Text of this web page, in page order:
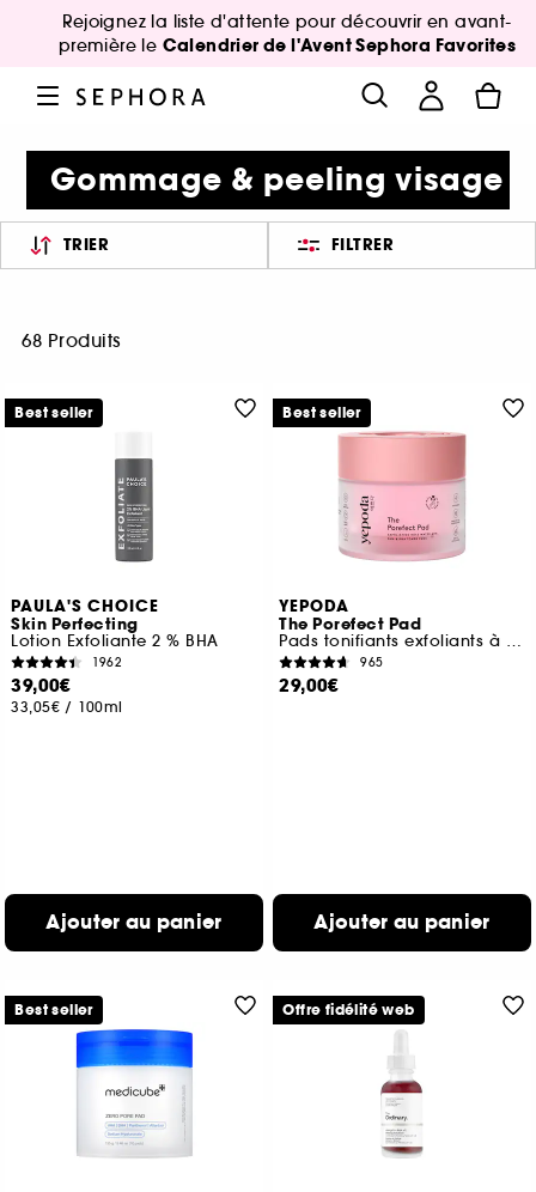
Rejoignez la liste d'attente pour découvrir en avant-
première le Calendrier de l'Avent Sephora Favorites
Gommage & peeling visage
TRIER FILTRER
68 Produits
PAULA'S CHOICE
Skin Perfecting
Lotion Exfoliante 2 % BHA
1962
39,00€
33,05€ / 100ml
Ajouter au panier
Best seller
YEPODA
The Porefect Pad
Pads tonifiants exfoliants à l'eau de rose, AHA, BHA et PHA
965
29,00€
Ajouter au panier
Best seller
Best seller Offre fidélité web